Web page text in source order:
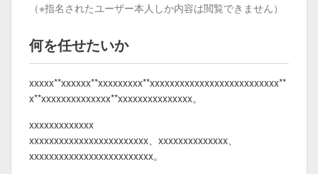
（※指名されたユーザー本人しか内容は閲覧できません）
何を任せたいか
xxxxx**xxxxxx**xxxxxxxxx**xxxxxxxxxxxxxxxxxxxxxxxxxx**
x**xxxxxxxxxxxxxx**xxxxxxxxxxxxxxx。
xxxxxxxxxxxxx
xxxxxxxxxxxxxxxxxxxxxxxx、xxxxxxxxxxxxxx、
xxxxxxxxxxxxxxxxxxxxxxxxx。